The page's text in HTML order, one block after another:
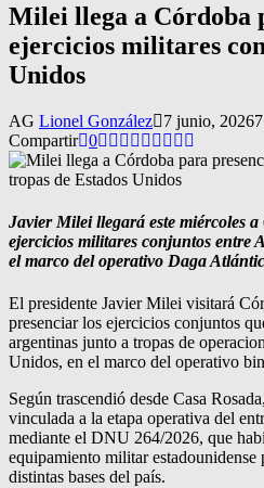
Milei llega a Córdoba
ejercicios militares
Unidos
AG Lionel González 7 junio, 2026
Compartir 0
Javier Milei llegará este miércoles
ejercicios militares conjuntos entre
el marco del operativo Daga
El presidente Javier Milei visitará
presenciar los ejercicios conjuntos
argentinas junto a tropas de
Unidos, en el marco del operativo
Según trascendió desde Casa
vinculada a la etapa operativa del
mediante el DNU 264/2026, que
equipamiento militar estadounidense
distintas bases del país.